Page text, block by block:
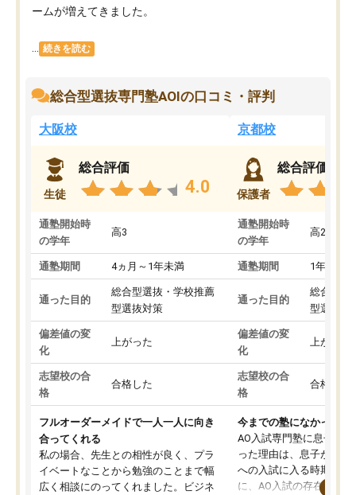
ームが増えてきました。
続きを読む
総合型選抜専門塾AOIの口コミ・評判
大阪校
生徒
総合評価
4.0
通塾開始時
の学年
高3
通塾期間 4ヵ月～1年未満
通った目的
総合型選抜・学校推薦
型選抜対策
偏差値の変
化
上がった
志望校の合
格
合格した
フルオーダーメイドで一人一人に向き
合ってくれる
私の場合、先生との相性が良く、プラ
イベートなことから勉強のことまで幅
広く相談にのってくれました。ビジネ
京都校
保護者
総合評価
通塾開始時
の学年
高2
通塾期間 1年以上
通った目的
総合型選
型選抜対
偏差値の変
化
上がった
志望校の合
格
合格した
今までの塾になかった
AO入試専門塾に息子を
った理由は、息子が高校
への入試に入る時期に差
に、AO入試の存在を息